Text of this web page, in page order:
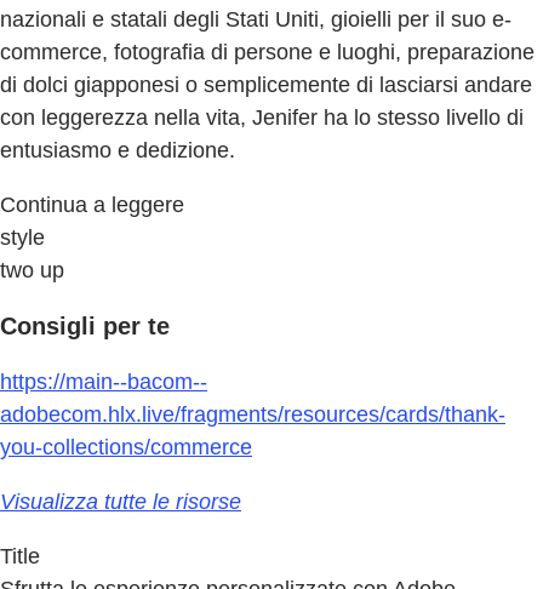
nazionali e statali degli Stati Uniti, gioielli per il suo e-
commerce, fotografia di persone e luoghi, preparazione
di dolci giapponesi o semplicemente di lasciarsi andare
con leggerezza nella vita, Jenifer ha lo stesso livello di
entusiasmo e dedizione.
Continua a leggere
style
two up
Consigli per te
https://main--bacom--
adobecom.hlx.live/fragments/resources/cards/thank-
you-collections/commerce
Visualizza tutte le risorse
Title